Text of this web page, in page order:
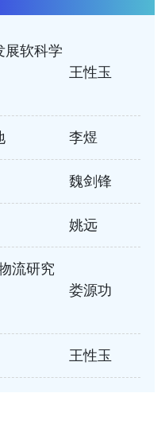
展软科学
王性玉
李煜
魏剑锋
姚远
流研究
娄源功
王性玉